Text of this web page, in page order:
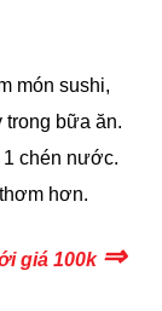
món sushi,
trong bữa ăn.
1 chén nước.
hơn.
giá 100k ⇒